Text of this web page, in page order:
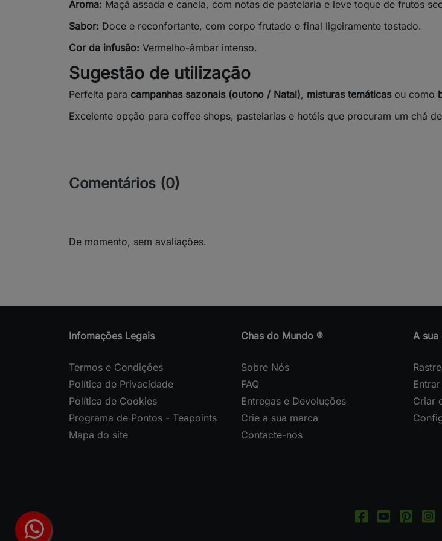
Aroma: Maçã assada e canela, com notas de pastelaria e leve toque de frutos
Sabor: Doce e reconfortante, com corpo frutado e final ligeiramente tostado.
Cor da infusão: Vermelho-âmbar intenso.
Sugestão de utilização
Perfeita para campanhas sazonais (outono / Natal), misturas temáticasou como
Excelente opção para coffee shops, pastelarias e hotéis que procuram um chá
Comentários (0)
De momento, sem avaliações.
Infomações Legais
Termos e Condições
Política de Privacidade
Política de Cookies
Programa de Pontos - Teapoints
Mapa do site
Chas do Mundo ®
Sobre Nós
FAQ
Entregas e Devoluções
Crie a sua marca
Contacte-nos
A sua
Entrar
Criar